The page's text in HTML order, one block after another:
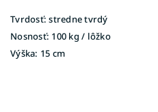
Tvrdosť: stredne tvrdý
Nosnosť: 100 kg / lôžko
Výška: 15 cm